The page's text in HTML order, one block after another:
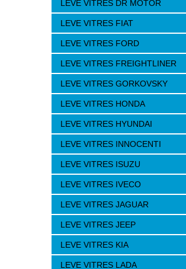
LEVE VITRES DR MOTOR
LEVE VITRES FIAT
LEVE VITRES FORD
LEVE VITRES FREIGHTLINER
LEVE VITRES GORKOVSKY
LEVE VITRES HONDA
LEVE VITRES HYUNDAI
LEVE VITRES INNOCENTI
LEVE VITRES ISUZU
LEVE VITRES IVECO
LEVE VITRES JAGUAR
LEVE VITRES JEEP
LEVE VITRES KIA
LEVE VITRES LADA